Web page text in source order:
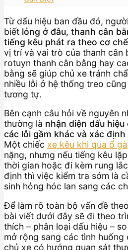
Từ dấu hiệu ban đầu đó,
biết lỏng ở đâu, thanh cân
tiếng kêu phát ra theo cơ
vị trí và vai trò của thanh cân
rotuyn thanh cân bằng hay
bằng sẽ giúp chủ xe tránh
nhiều lỗi ở hệ thống treo
tương tự.
Bên cạnh câu hỏi về nguyên
thường là nhận diện dấu
các lỗi gầm khác và xác
Một chiếc xe kêu khi qua ổ gà
nặng, nhưng nếu tiếng kêu
thời gian hoặc đi kèm rung
định thì việc kiểm tra sớm là
sinh hỏng hóc lan sang các
Để làm rõ toàn bộ vấn đề
bài viết dưới đây sẽ đi theo
thích – phân loại dấu hiệu –
mở rộng sang các tình huống
chủ xe có hướng quan sát